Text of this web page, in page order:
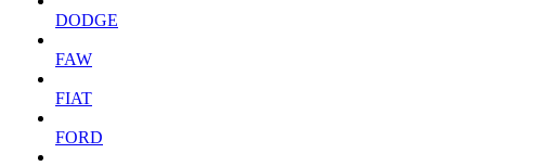
DODGE
FAW
FIAT
FORD